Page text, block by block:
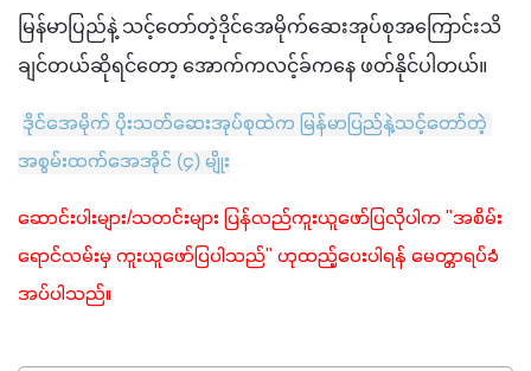
မြန်မာပြည်နဲ့ သင့်တော်တဲ့ဒိုင်အေမိုက်ဆေးအုပ်စုအကြောင်းသိ
ချင်တယ်ဆိုရင်တော့ အောက်ကလင့်ခ်ကနေ ဖတ်နိုင်ပါတယ်။
ဒိုင်အေမိုက် ပိုးသတ်ဆေးအုပ်စုထဲက မြန်မာပြည်နဲ့သင့်တော်တဲ့
အစွမ်းထက်အေအိုင် (၄) မျိုး
ဆောင်းပါးများ/သတင်းများ ပြန်လည်ကူးယူဖော်ပြလိုပါက "အစိမ်း
ရောင်လမ်းမှ ကူးယူဖော်ပြပါသည်" ဟုထည့်ပေးပါရန် မေတ္တာရပ်ခံ
အပ်ပါသည်။